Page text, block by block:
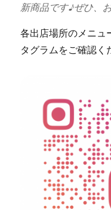
新商品です♪ぜひ、
各出店場所のメニュ
タグラムをご確認く